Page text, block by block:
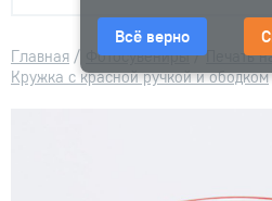
Всё верно
Главная / Фотосувениры/ Печать
Кружка с красной ручкой и ободком